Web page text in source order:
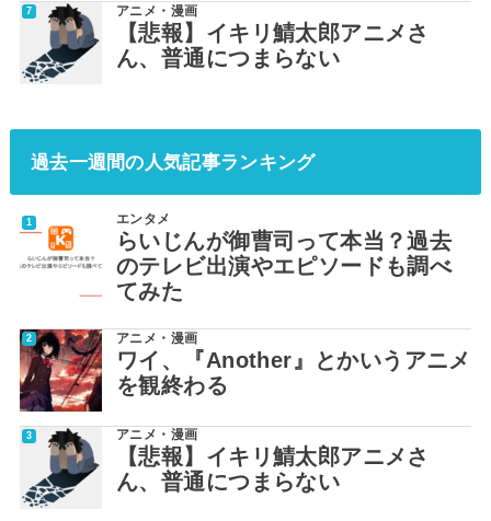
アニメ・漫画
【悲報】イキリ鯖太郎アニメさ
ん、普通につまらない
過去一週間の人気記事ランキング
エンタメ
らいじんが御曹司って本当？過去
のテレビ出演やエピソードも調べ
てみた
アニメ・漫画
ワイ、『Another』とかいうアニメ
を観終わる
アニメ・漫画
【悲報】イキリ鯖太郎アニメさ
ん、普通につまらない